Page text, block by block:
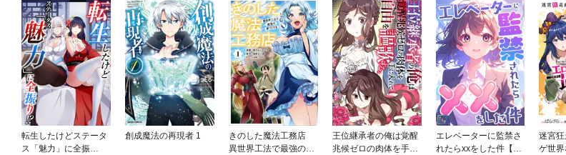
転生したけどステータ
ス「魅力」に全振
創成魔法の再現者 1
きのした魔法工務店
異世界工法で最強の家
王位継承者の俺は覚醒
兆候ゼロの肉体を手に
エレベーターに監禁さ
れたらxxをした件【全
迷宮
ゲ世界